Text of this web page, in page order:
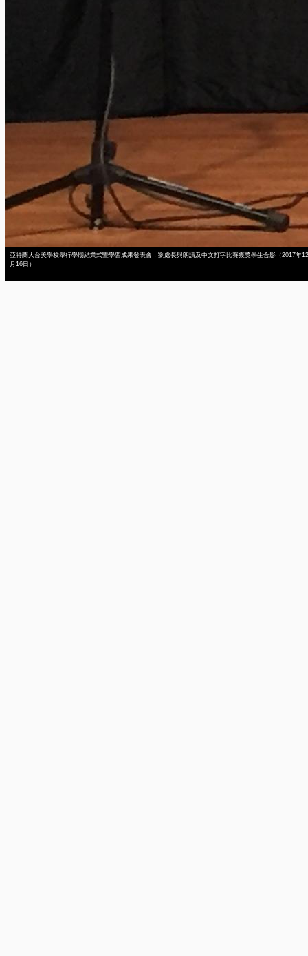
亞特蘭大台美學校舉行學期結業式暨學習成果發表會，劉處長與朗讀及中文打字比賽獲獎學生合影（2017年12
月16日）